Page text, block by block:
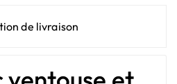
de livraison